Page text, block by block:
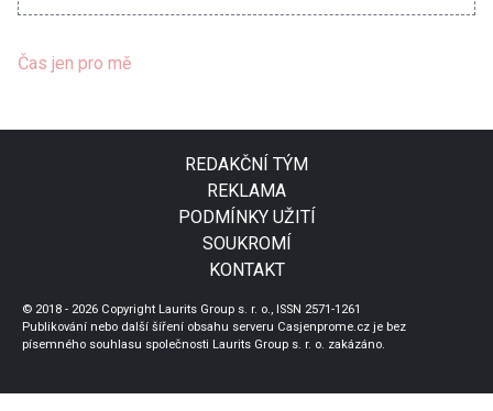
Čas jen pro mě
REDAKČNÍ TÝM
REKLAMA
PODMÍNKY UŽITÍ
SOUKROMÍ
KONTAKT
© 2018 - 2026 Copyright Laurits Group s. r. o., ISSN 2571-1261
Publikování nebo další šíření obsahu serveru Casjenprome.cz je bez
písemného souhlasu společnosti Laurits Group s. r. o. zakázáno.